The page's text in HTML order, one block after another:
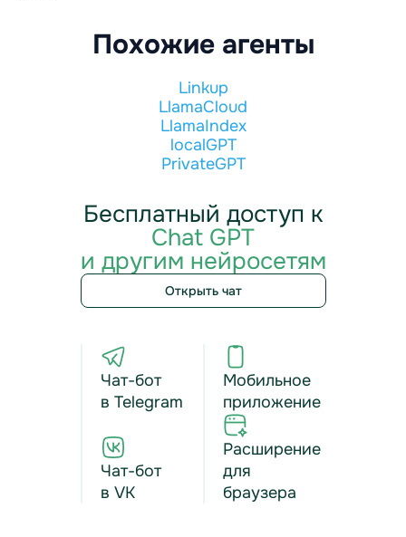
Похожие агенты
Linkup
LlamaCloud
LlamaIndex
localGPT
PrivateGPT
Бесплатный доступ к
Chat GPT
и другим нейросетям
Открыть чат
Чат-бот
в Telegram
Чат-бот
в VK
Мобильное
приложение
Расширение
для
браузера